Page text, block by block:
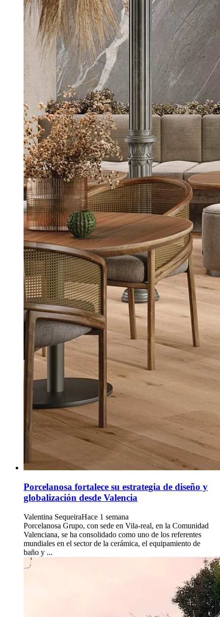
Porcelanosa fortalece su estrategia de diseño y
globalización desde Valencia
Valentina SequeiraHace 1 semana
Porcelanosa Grupo, con sede en Vila-real, en la Comunidad
Valenciana, se ha consolidado como uno de los referentes
mundiales en el sector de la cerámica, el equipamiento de
baño y ...